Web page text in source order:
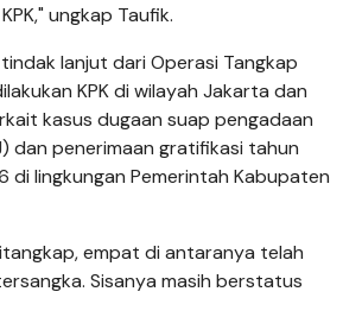
ungkap Taufik.
lanjut dari Operasi Tangkap
KPK di wilayah Jakarta dan
kasus dugaan suap pengadaan
dan penerimaan gratifikasi tahun
lingkungan Pemerintah Kabupaten
empat di antaranya telah
Sisanya masih berstatus